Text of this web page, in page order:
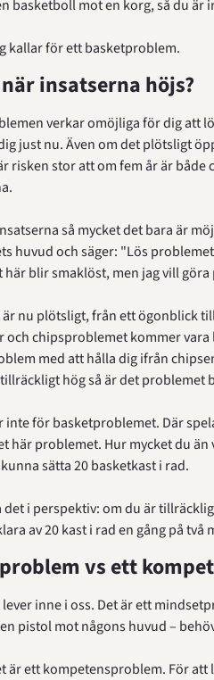
basketboll mot en korg, så du är
kallar för ett basketproblem.
insatserna höjs?
verkar omöjliga för dig att
just nu. Även om det plötsligt
risken stor att om fem år är
så mycket det bara är
huvud och säger: "Lös
här blir smaklöst, men jag vill
nu plötsligt, från ett ögonblick
chipsproblemet kommer
med att hålla dig ifrån
hög så är det problemet
inte för basketproblemet. Där
här problemet. Hur mycket du
sätta 20 basketkast i rad.
det i perspektiv: om du är
av 20 kast i rad en gång på två
vs ett
inne i oss. Det är ett
pistol mot någons huvud –
är ett kompetensproblem. För